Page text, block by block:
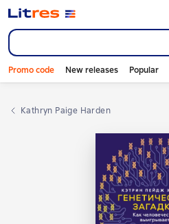
Promo code New releases Popular
Kathryn Paige Harden